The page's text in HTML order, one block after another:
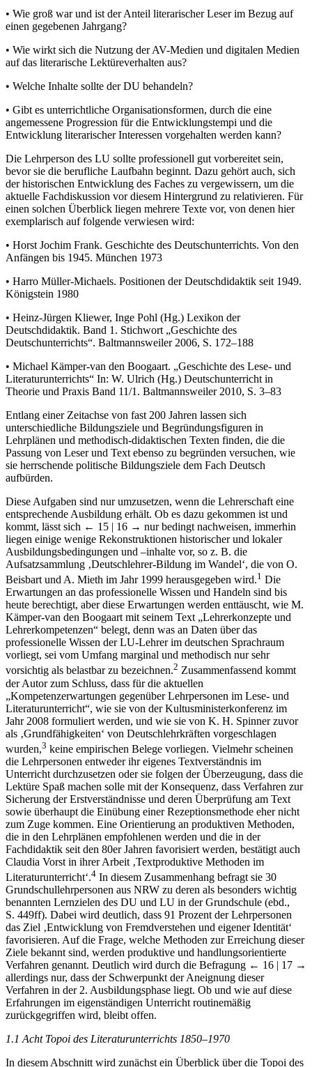
• Wie groß war und ist der Anteil literarischer Leser im Bezug auf
einen gegebenen Jahrgang?
• Wie wirkt sich die Nutzung der AV-Medien und digitalen Medien
auf das literarische Lektüreverhalten aus?
• Welche Inhalte sollte der DU behandeln?
• Gibt es unterrichtliche Organisationsformen, durch die eine
angemessene Progression für die Entwicklungstempi und die
Entwicklung literarischer Interessen vorgehalten werden kann?
Die Lehrperson des LU sollte professionell gut vorbereitet sein,
bevor sie die berufliche Laufbahn beginnt. Dazu gehört auch, sich
der historischen Entwicklung des Faches zu vergewissern, um die
aktuelle Fachdiskussion vor diesem Hintergrund zu relativieren. Für
einen solchen Überblick liegen mehrere Texte vor, von denen hier
exemplarisch auf folgende verwiesen wird:
• Horst Jochim Frank. Geschichte des Deutschunterrichts. Von den
Anfängen bis 1945. München 1973
• Harro Müller-Michaels. Positionen der Deutschdidaktik seit 1949.
Königstein 1980
• Heinz-Jürgen Kliewer, Inge Pohl (Hg.) Lexikon der
Deutschdidaktik. Band 1. Stichwort „Geschichte des
Deutschunterrichts“. Baltmannsweiler 2006, S. 172–188
• Michael Kämper-van den Boogaart. „Geschichte des Lese- und
Literaturunterrichts“ In: W. Ulrich (Hg.) Deutschunterricht in
Theorie und Praxis Band 11/1. Baltmannsweiler 2010, S. 3–83
Entlang einer Zeitachse von fast 200 Jahren lassen sich
unterschiedliche Bildungsziele und Begründungsfiguren in
Lehrplänen und methodisch-didaktischen Texten finden, die die
Passung von Leser und Text ebenso zu begründen versuchen, wie
sie herrschende politische Bildungsziele dem Fach Deutsch
aufbürden.
Diese Aufgaben sind nur umzusetzen, wenn die Lehrerschaft eine
entsprechende Ausbildung erhält. Ob es dazu gekommen ist und
kommt, lässt sich ← 15 | 16 → nur bedingt nachweisen, immerhin
liegen einige wenige Rekonstruktionen historischer und lokaler
Ausbildungsbedingungen und –inhalte vor, so z. B. die
Aufsatzsammlung ‚Deutschlehrer-Bildung im Wandel‘, die von O.
Beisbart und A. Mieth im Jahr 1999 herausgegeben wird.1 Die
Erwartungen an das professionelle Wissen und Handeln sind bis
heute berechtigt, aber diese Erwartungen werden enttäuscht, wie M.
Kämper-van den Boogaart mit seinem Text „Lehrerkonzepte und
Lehrerkompetenzen“ belegt, denn was an Daten über das
professionelle Wissen der LU-Lehrer im deutschen Sprachraum
vorliegt, sei vom Umfang marginal und methodisch nur sehr
vorsichtig als belastbar zu bezeichnen.2 Zusammenfassend kommt
der Autor zum Schluss, dass für die aktuellen
„Kompetenzerwartungen gegenüber Lehrpersonen im Lese- und
Literaturunterricht“, wie sie von der Kultusministerkonferenz im
Jahr 2008 formuliert werden, und wie sie von K. H. Spinner zuvor
als ‚Grundfähigkeiten‘ von Deutschlehrkräften vorgeschlagen
wurden,3 keine empirischen Belege vorliegen. Vielmehr scheinen
die Lehrpersonen entweder ihr eigenes Textverständnis im
Unterricht durchzusetzen oder sie folgen der Überzeugung, dass die
Lektüre Spaß machen solle mit der Konsequenz, dass Verfahren zur
Sicherung der Erstverständnisse und deren Überprüfung am Text
sowie überhaupt die Einübung einer Rezeptionsmethode eher nicht
zum Zuge kommen. Eine Orientierung an produktiven Methoden,
die in den Lehrplänen empfohlenen werden und die in der
Fachdidaktik seit den 80er Jahren favorisiert werden, bestätigt auch
Claudia Vorst in ihrer Arbeit ‚Textproduktive Methoden im
Literaturunterricht‘.4 In diesem Zusammenhang befragt sie 30
Grundschullehrpersonen aus NRW zu deren als besonders wichtig
benannten Lernzielen des DU und LU in der Grundschule (ebd.,
S. 449ff). Dabei wird deutlich, dass 91 Prozent der Lehrpersonen
das Ziel ‚Entwicklung von Fremdverstehen und eigener Identität‘
favorisieren. Auf die Frage, welche Methoden zur Erreichung dieser
Ziele bekannt sind, werden produktive und handlungsorientierte
Verfahren genannt. Deutlich wird durch die Befragung ← 16 | 17 →
allerdings nur, dass der Schwerpunkt der Aneignung dieser
Verfahren in der 2. Ausbildungsphase liegt. Ob und wie auf diese
Erfahrungen im eigenständigen Unterricht routinemäßig
zurückgegriffen wird, bleibt offen.
1.1 Acht Topoi des Literaturunterrichts 1850–1970
In diesem Abschnitt wird zunächst ein Überblick über die Topoi des